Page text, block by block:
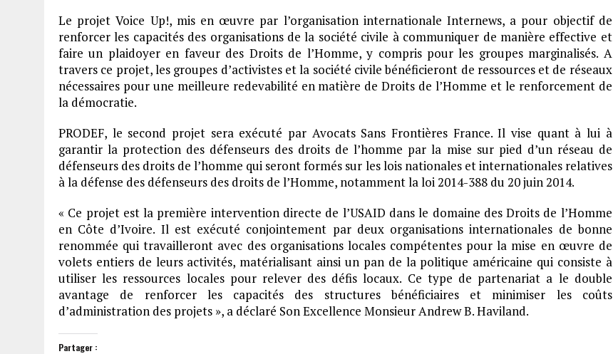
Le projet Voice Up!, mis en œuvre par l’organisation internationale Internews, a pour objectif de
renforcer les capacités des organisations de la société civile à communiquer de manière effective et
faire un plaidoyer en faveur des Droits de l’Homme, y compris pour les groupes marginalisés. A
travers ce projet, les groupes d’activistes et la société civile bénéficieront de ressources et de réseaux
nécessaires pour une meilleure redevabilité en matière de Droits de l’Homme et le renforcement de
la démocratie.
PRODEF, le second projet sera exécuté par Avocats Sans Frontières France. Il vise quant à lui à
garantir la protection des défenseurs des droits de l’homme par la mise sur pied d’un réseau de
défenseurs des droits de l’homme qui seront formés sur les lois nationales et internationales relatives
à la défense des défenseurs des droits de l’Homme, notamment la loi 2014-388 du 20 juin 2014.
« Ce projet est la première intervention directe de l’USAID dans le domaine des Droits de l’Homme
en Côte d’Ivoire. Il est exécuté conjointement par deux organisations internationales de bonne
renommée qui travailleront avec des organisations locales compétentes pour la mise en œuvre de
volets entiers de leurs activités, matérialisant ainsi un pan de la politique américaine qui consiste à
utiliser les ressources locales pour relever des défis locaux. Ce type de partenariat a le double
avantage de renforcer les capacités des structures bénéficiaires et minimiser les coûts
d’administration des projets », a déclaré Son Excellence Monsieur Andrew B. Haviland.
Partager :